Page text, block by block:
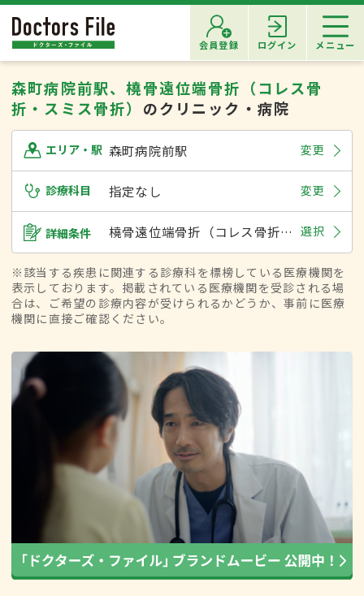
会員登録 ログイン メニュー
森町病院前駅、橈骨遠位端骨折（コレス骨
折・スミス骨折） のクリニック・病院
エリア・駅 森町病院前駅 変更
診療科目 指定なし 変更
詳細条件 橈骨遠位端骨折（コレス骨折・スミス骨折） 選択
※該当する疾患に関連する診療科を標榜している医療機関を
表示しております。掲載されている医療機関を受診される場
合は、ご希望の診療内容が受けられるかどうか、事前に医療
機関に直接ご確認ください。